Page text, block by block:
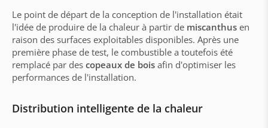
Le point de départ de la conception de l'installation était
l'idée de produire de la chaleur à partir de miscanthus en
raison des surfaces exploitables disponibles. Après une
première phase de test, le combustible a toutefois été
remplacé par des copeaux de bois afin d'optimiser les
performances de l'installation.
Distribution intelligente de la chaleur